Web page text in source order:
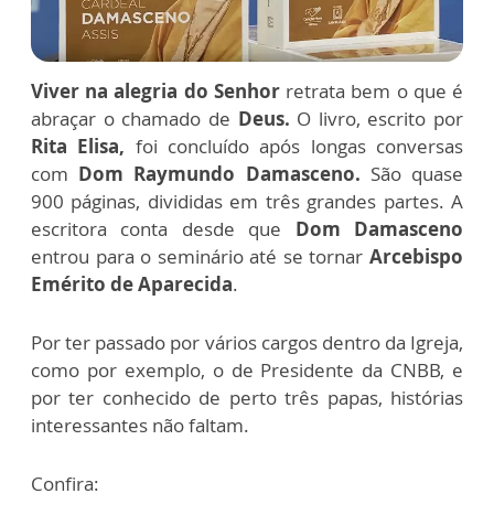
Viver na alegria do Senhorretrata bem o que é
abraçar o chamado de Deus. O livro, escrito por
Rita Elisa, foi concluído após longas conversas
com Dom Raymundo Damasceno. São quase
900 páginas, divididas em três grandes partes. A
escritora conta desde que Dom Damasceno
entrou para o seminário até se tornar Arcebispo
Emérito de Aparecida.
Por ter passado por vários cargos dentro da Igreja,
como por exemplo, o de Presidente da CNBB, e
por ter conhecido de perto três papas, histórias
interessantes não faltam.
Confira: